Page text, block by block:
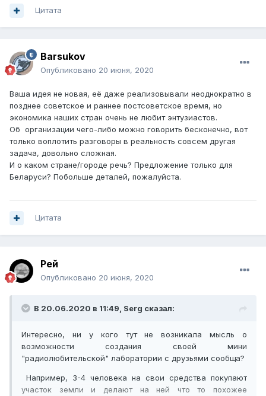
Цитата
Barsukov
Опубликовано 20 июня, 2020
Ваша идея не новая, её даже реализовывали неоднократно в
позднее советское и раннее постсоветское время, но
экономика наших стран очень не любит энтузиастов.
Об организации чего-либо можно говорить бесконечно, вот
только воплотить разговоры в реальность совсем другая
задача, довольно сложная.
И о каком стране/городе речь? Предложение только для
Беларуси? Побольше деталей, пожалуйста.
Цитата
Рей
Опубликовано 20 июня, 2020
В 20.06.2020 в 11:49, Serg сказал:
Интересно, ни у кого тут не возникала мысль о
возможности создания своей мини
"радиолюбительской" лаборатории с друзьями сообща?
Например, 3-4 человека на свои средства покупают
участок земли и делают на ней что то похожее